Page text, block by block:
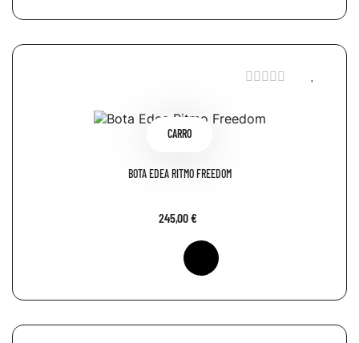
CARRO
BOTA EDEA RITMO FREEDOM
245,00 €